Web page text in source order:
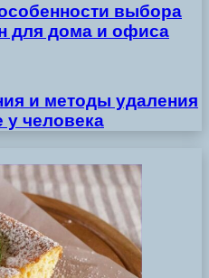
выбора
для дома и офиса
и методы удаления
у человека